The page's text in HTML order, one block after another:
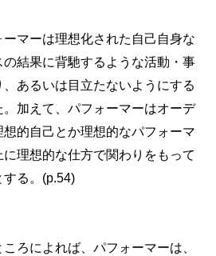
マーは理想化された自己自身な
結果に背馳するような活動・事
あるいは目立たないようにする
加えて、パフォーマーはオーデ
的自己とか理想的なパフォーマ
理想的な仕方で関わりをもって
する。(p.54)
ろによれば、パフォーマーは、